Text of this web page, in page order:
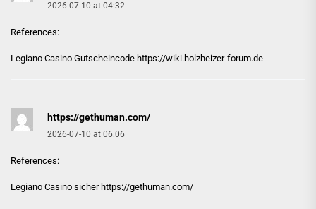
2026-07-10 at 04:32
References:
Legiano Casino Gutscheincode https://wiki.holzheizer-forum.de
https://gethuman.com/
2026-07-10 at 06:06
References:
Legiano Casino sicher https://gethuman.com/